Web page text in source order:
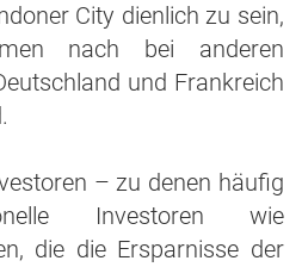
City dienlich zu sein,
nach bei anderen
und Frankreich
– zu denen häufig
Investoren wie
die die Ersparnisse der